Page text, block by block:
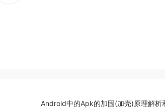
Android中的Apk的加固(加壳)原理解析